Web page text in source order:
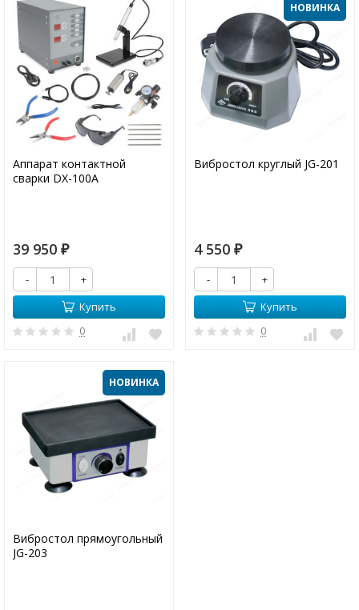
Аппарат контактной
сварки DX-100A
39 950 ₽
-
+
Купить
0
НОВИНКА
Вибростол круглый JG-201
4 550 ₽
-
+
Купить
0
НОВИНКА
Вибростол прямоугольный
JG-203